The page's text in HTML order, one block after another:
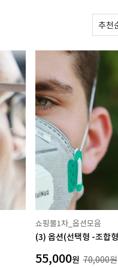
추천
쇼핑몰1차_옵션모음
(3) 옵션(선택형 -조합
55,000원 70,000원